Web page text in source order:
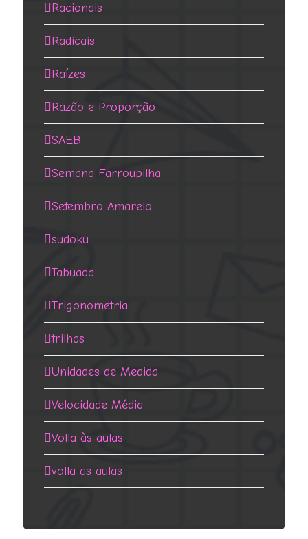
Racionais
Radicais
Raízes
Razão e Proporção
SAEB
Semana Farroupilha
Setembro Amarelo
sudoku
Tabuada
Trigonometria
trilhas
Unidades de Medida
Velocidade Média
Volta às aulas
volta as aulas